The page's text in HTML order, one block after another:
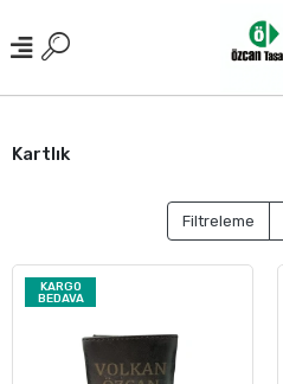
Kartlık
Filtreleme
KARGO
BEDAVA